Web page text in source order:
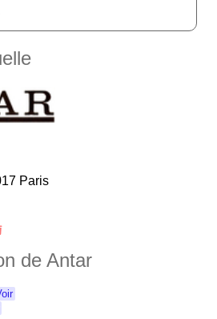
Paris
de Antar